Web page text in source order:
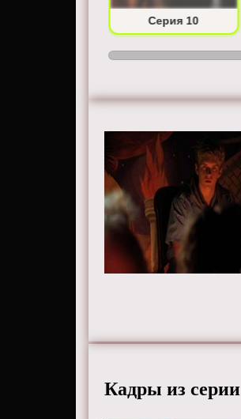
Серия 10
Кадры из серии